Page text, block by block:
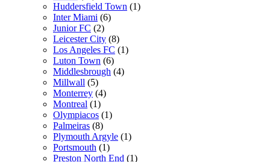
Huddersfield Town (1)
Inter Miami (6)
Junior FC (2)
Leicester City (8)
Los Angeles FC (1)
Luton Town (6)
Middlesbrough (4)
Millwall (5)
Monterrey (4)
Montreal (1)
Olympiacos (1)
Palmeiras (8)
Plymouth Argyle (1)
Portsmouth (1)
Preston North End (1)